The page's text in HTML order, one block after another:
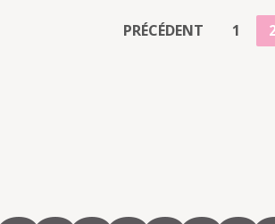
PAGINATIONPRÉCÉDENT PAGE
1